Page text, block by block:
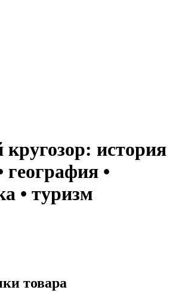
история
география •
• туризм
товара